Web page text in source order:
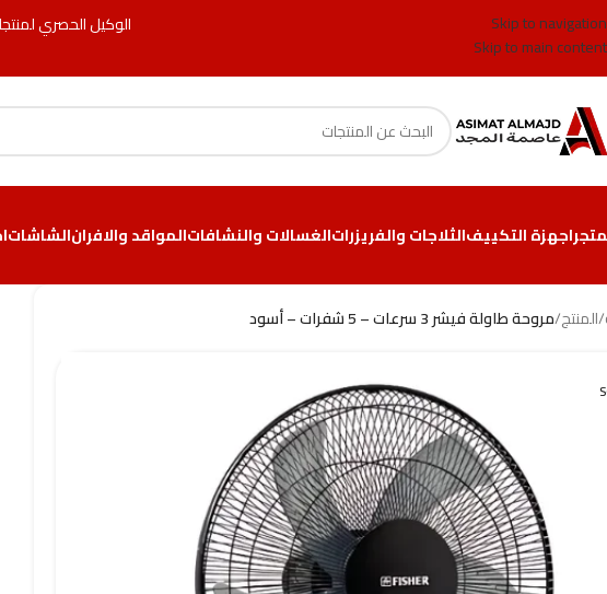
الوكيل الحصري
Skip to navigation
Skip to main content
اجهزة التكييفالثلاجات والفريزراتالغسالات والنشافاتالمواقد والافرانالشاشات
/المنتج/مروحة طاولة فيشر 3 سرعات – 5 شفرات – أسود